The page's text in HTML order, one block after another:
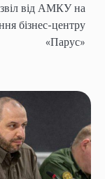
від АМКУ на
бізнес-центру
«Парус»